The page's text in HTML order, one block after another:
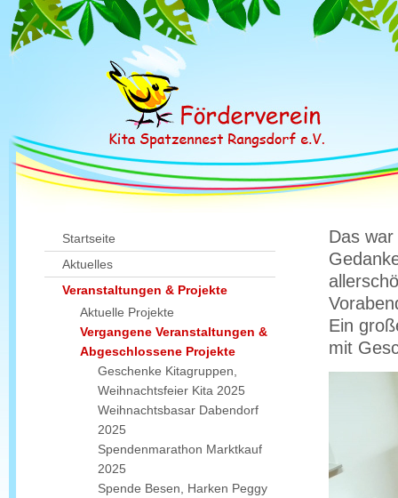
Startseite
Aktuelles
Veranstaltungen & Projekte
Aktuelle Projekte
Vergangene Veranstaltungen &
Abgeschlossene Projekte
Geschenke Kitagruppen,
Weihnachtsfeier Kita 2025
Weihnachtsbasar Dabendorf
2025
Spendenmarathon Marktkauf
2025
Spende Besen, Harken Peggy
Das
Ein
mit